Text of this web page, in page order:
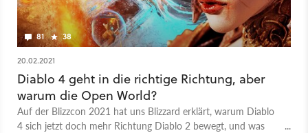
81 38
20.02.2021
Diablo 4 geht in die richtige Richtung, aber
warum die Open World?
Auf der Blizzcon 2021 hat uns Blizzard erklärt, warum Diablo
4 sich jetzt doch mehr Richtung Diablo 2 bewegt, und was